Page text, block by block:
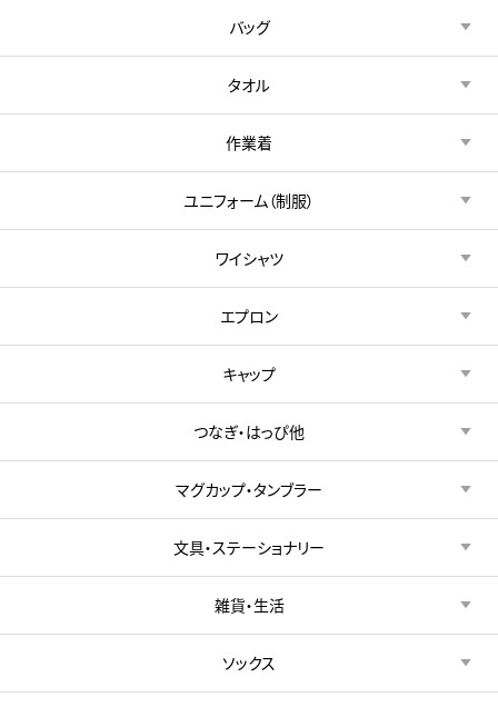
バッグ
タオル
作業着
ユニフォーム（制服）
ワイシャツ
エプロン
キャップ
つなぎ・はっぴ他
マグカップ・タンブラー
文具・ステーショナリー
雑貨・生活
ソックス